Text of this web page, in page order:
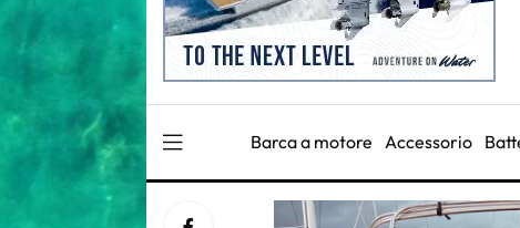
Barca a motore Accessorio